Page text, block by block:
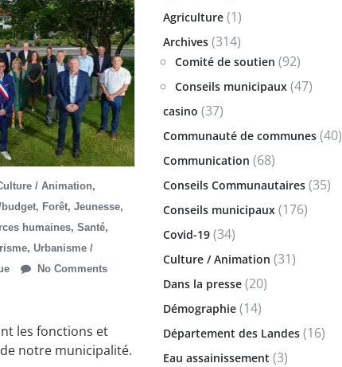
/ Animation,
budget, Forêt, Jeunesse,
humaines, Santé,
, Urbanisme /
No Comments
les fonctions et
notre municipalité.
Agriculture (1)
Archives (314)
Comité de soutien (92)
Conseils municipaux (47)
casino (37)
Communauté de communes (40)
Communication (68)
Conseils Communautaires (35)
Conseils municipaux (176)
Covid-19 (34)
Culture / Animation (31)
Dans la presse (20)
Démographie (14)
Département des Landes (16)
Eau assainissement (3)